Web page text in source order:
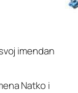
imendan
Natko i